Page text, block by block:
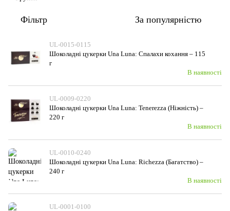
Фільтр За популярністю
UL-0015-0115
Шоколадні цукерки Una Luna: Спалахи кохання – 115
г
В наявності
UL-0009-0220
Шоколадні цукерки Una Luna: Tenerezza (Ніжність) –
220 г
В наявності
UL-0010-0240
Шоколадні цукерки Una Luna: Richezza (Багатство) –
240 г
В наявності
UL-0001-0100